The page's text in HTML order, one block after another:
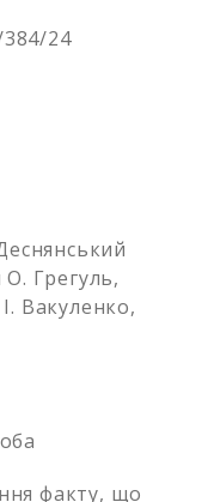
24
Грегуль,
Вакуленко,
факту, що